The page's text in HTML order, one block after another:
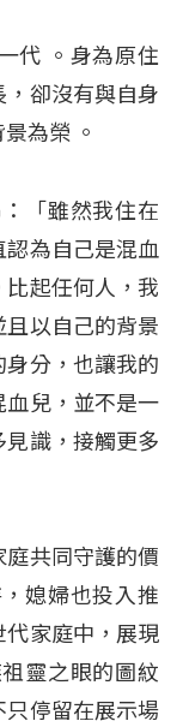
代 。身為原住
卻沒有與自身
為榮 。
「雖然我住在
為自己是混血
比起任何人，我
以自己的背景
分，也讓我的
兒，並不是一
識，接觸更多
共同守護的價
媳婦也投入推
代家庭中，展現
靈之眼的圖紋
停留在展示場